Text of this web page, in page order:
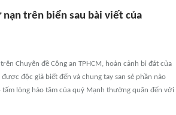
trên biển sau bài viết của
Chuyên đề Công an TPHCM, hoàn cảnh bi đát của
độc giả biết đến và chung tay san sẻ phần nào
lòng hảo tâm của quý Mạnh thường quân đến với